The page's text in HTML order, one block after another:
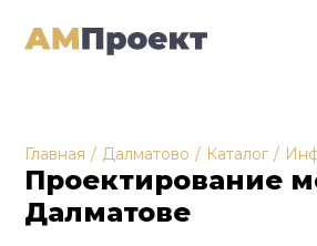
Главная / Далматово / Каталог /
Проектирование
Далматове